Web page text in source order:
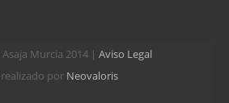
Murcia 2014 | Aviso Legal
por Neovaloris